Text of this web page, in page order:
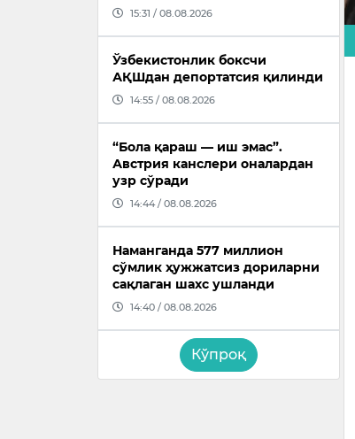
15:31 / 08.08.2026
Ўзбекистонлик боксчи
АҚШдан депортатсия қилинди
14:55 / 08.08.2026
“Бола қараш — иш эмас”.
Австрия канслери оналардан
узр сўради
14:44 / 08.08.2026
Наманганда 577 миллион
сўмлик ҳужжатсиз дориларни
сақлаган шахс ушланди
14:40 / 08.08.2026
Кўпроқ